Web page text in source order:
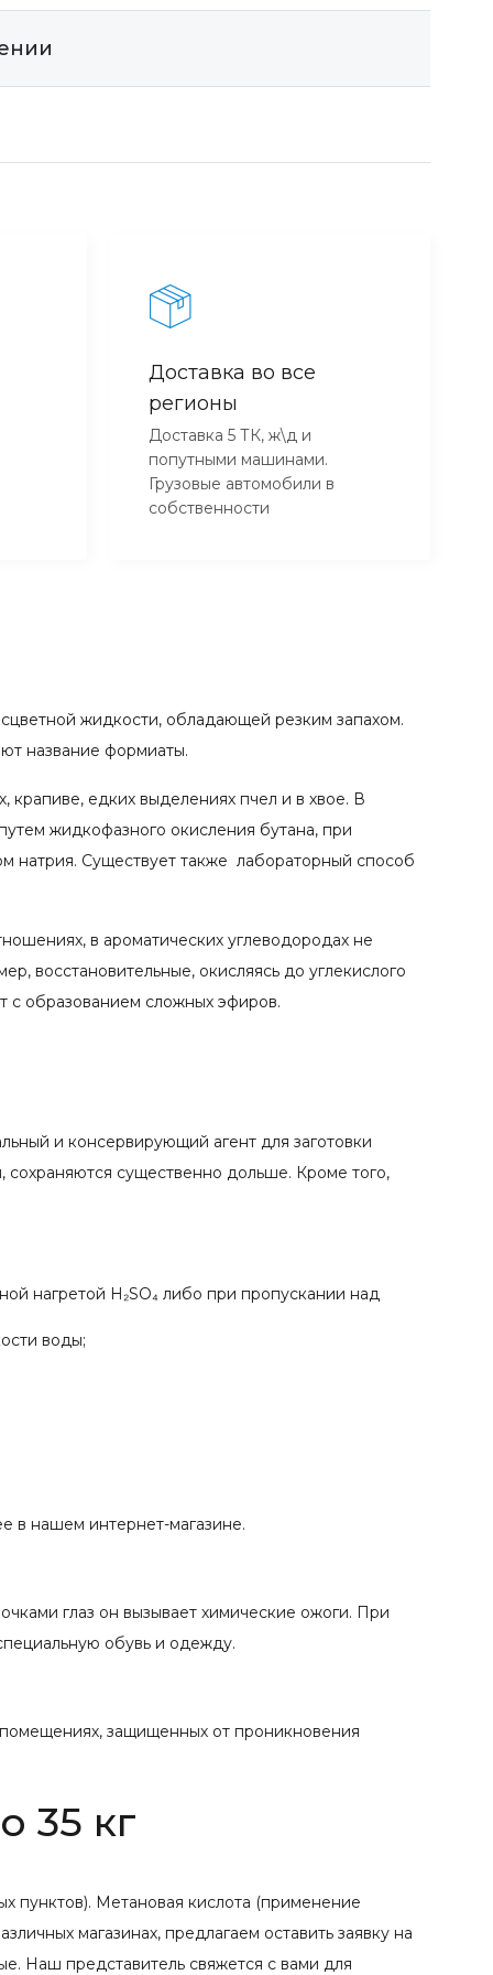
Доставка во все
регионы
Доставка 5 ТК, ж\д и
попутными машинами.
Грузовые автомобили в
собственности
жидкости, обладающей резким запахом.
название формиаты.
едких выделениях пчел и в хвое. В
жидкофазного окисления бутана, при
натрия. Существует также лабораторный способ
в ароматических углеводородах не
восстановительные, окисляясь до углекислого
с образованием сложных эфиров.
и консервирующий агент для заготовки
существенно дольше. Кроме того,
нагретой H₂SO₄ либо при пропускании над
воды;
в нашем интернет-магазине.
глаз он вызывает химические ожоги. При
обувь и одежду.
защищенных от проникновения
35 кг
пунктов). Метановая кислота (применение
магазинах, предлагаем оставить заявку на
Наш представитель свяжется с вами для